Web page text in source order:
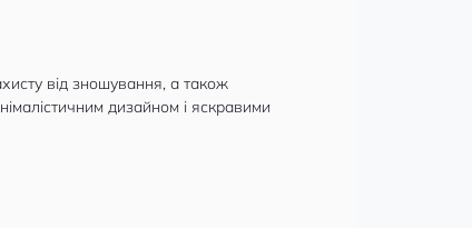
від зношування, а також
дизайном і яскравими